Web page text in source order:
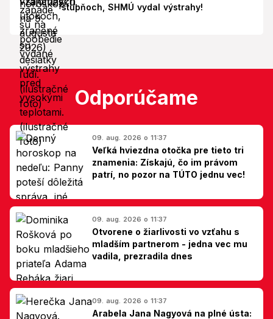
stupňoch, SHMÚ vydal výstrahy!
Odporúčame
09. aug. 2026 o 11:37
Veľká hviezdna otočka pre tieto tri
znamenia: Získajú, čo im právom
patrí, no pozor na TÚTO jednu vec!
09. aug. 2026 o 11:37
Otvorene o žiarlivosti vo vzťahu s
mladším partnerom - jedna vec mu
vadila, prezradila dnes
09. aug. 2026 o 11:37
Arabela Jana Nagyová na plné ústa: